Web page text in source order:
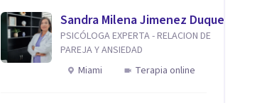
Sandra Milena Jimenez Duque
PSICÓLOGA EXPERTA - RELACION DE
PAREJA Y ANSIEDAD
Miami
Terapia online